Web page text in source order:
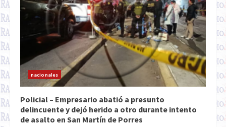
nacionales
Policial – Empresario abatió a presunto
delincuente y dejó herido a otro durante intento
de asalto en San Martín de Porres